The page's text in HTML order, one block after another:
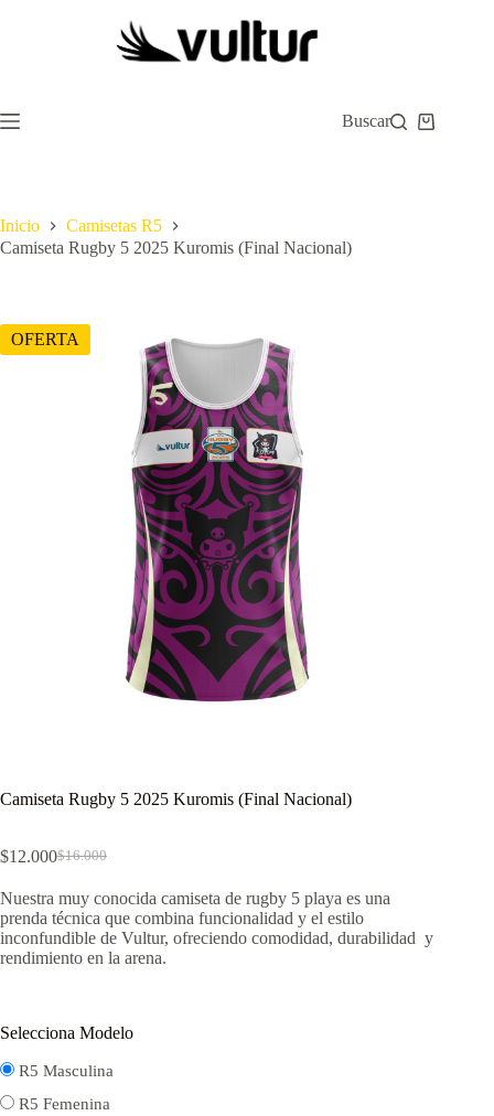
Buscar
Carro
Inicio
Camisetas R5
Camiseta Rugby 5 2025 Kuromis (Final Nacional)
OFERTA
Camiseta Rugby 5 2025 Kuromis (Final Nacional)
$16.000
El
original
era:
$16.000.
$12.000El
actual
es:
$12.000.
Nuestra muy conocida camiseta de rugby 5 playa es una
prenda técnica que combina funcionalidad y el estilo
inconfundible de Vultur, ofreciendo comodidad, durabilidad y
rendimiento en la arena.
Selecciona Modelo
R5 Masculina
R5 Femenina